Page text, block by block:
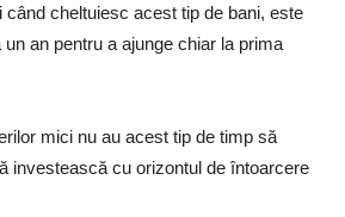
când cheltuiesc acest tip de bani, este
un an pentru a ajunge chiar la prima
mici nu au acest tip de timp să
investească cu orizontul de întoarcere